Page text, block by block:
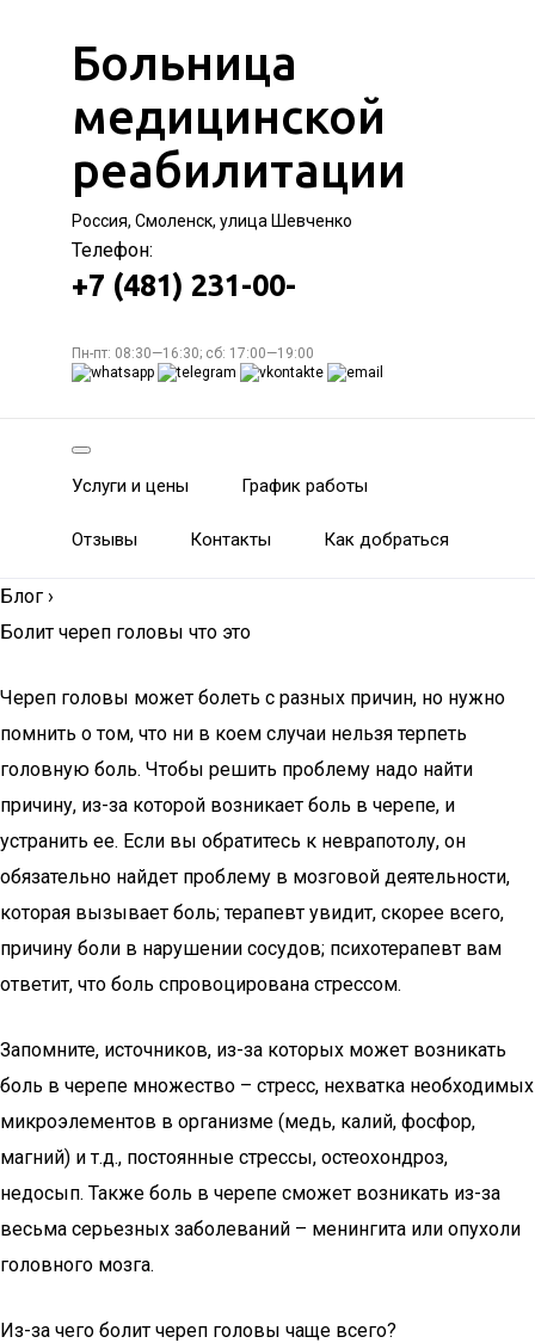
Больница
медицинской
реабилитации
Россия, Смоленск, улица Шевченко
Телефон:
+7 (481) 231-00-
Пн-пт: 08:30—16:30; сб: 17:00—19:00
Услуги и цены График работы
Отзывы Контакты Как добраться
Блог ›
Болит череп головы что это
Череп головы может болеть с разных причин, но нужно
помнить о том, что ни в коем случаи нельзя терпеть
головную боль. Чтобы решить проблему надо найти
причину, из-за которой возникает боль в черепе, и
устранить ее. Если вы обратитесь к неврапотолу, он
обязательно найдет проблему в мозговой деятельности,
которая вызывает боль; терапевт увидит, скорее всего,
причину боли в нарушении сосудов; психотерапевт вам
ответит, что боль спровоцирована стрессом.
Запомните, источников, из-за которых может возникать
боль в черепе множество – стресс, нехватка необходимых
микроэлементов в организме (медь, калий, фосфор,
магний) и т.д., постоянные стрессы, остеохондроз,
недосып. Также боль в черепе сможет возникать из-за
весьма серьезных заболеваний – менингита или опухоли
головного мозга.
Из-за чего болит череп головы чаще всего?